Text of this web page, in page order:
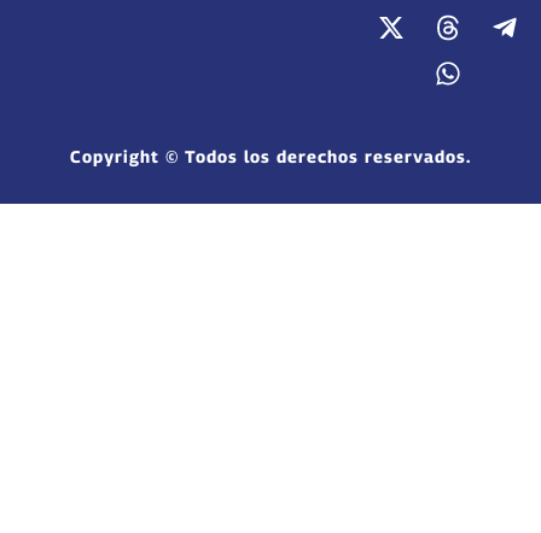
Copyright © Todos los derechos reservados.